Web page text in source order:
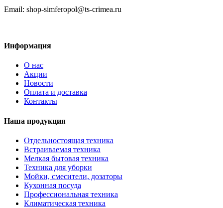
Email: shop-simferopol@ts-crimea.ru
Информация
О нас
Акции
Новости
Оплата и доставка
Контакты
Наша продукция
Отдельностоящая техника
Встраиваемая техника
Мелкая бытовая техника
Техника для уборки
Мойки, смесители, дозаторы
Кухонная посуда
Профессиональная техника
Климатическая техника